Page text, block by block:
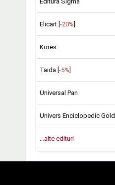
Elicart [ -20%
Kores
Taida [ -5%
Universal Pan
Univers Enciclopedic Gold [
...alte edituri